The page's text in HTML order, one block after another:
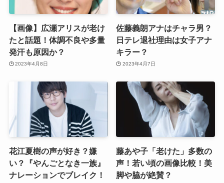
【画像】広瀬アリスが老け
たと話題！体調不良や多量
発汗も原因か？
2023年4月8日
佐藤義朗アナはチャラ男？
日テレ退社理由は女子アナ
キラー？
2023年4月7日
花江夏樹の声が好き？嫌
い？『やんごとなき一族』
ナレーションでブレイク！
藤あや子「老けた」多数の
声！若い頃の画像比較！美
脚や脇が絶賛？